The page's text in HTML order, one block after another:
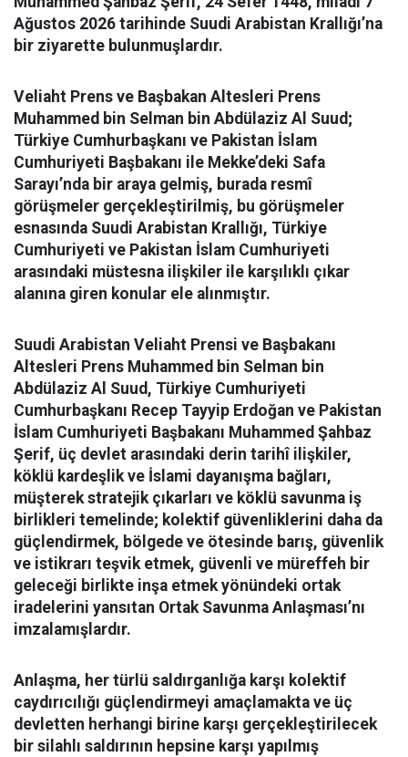
Ağustos 2026 tarihinde Suudi Arabistan Krallığı’na
bir ziyarette bulunmuşlardır.
Veliaht Prens ve Başbakan Altesleri Prens
Muhammed bin Selman bin Abdülaziz Al Suud;
Türkiye Cumhurbaşkanı ve Pakistan İslam
Cumhuriyeti Başbakanı ile Mekke’deki Safa
Sarayı’nda bir araya gelmiş, burada resmî
görüşmeler gerçekleştirilmiş, bu görüşmeler
esnasında Suudi Arabistan Krallığı, Türkiye
Cumhuriyeti ve Pakistan İslam Cumhuriyeti
arasındaki müstesna ilişkiler ile karşılıklı çıkar
alanına giren konular ele alınmıştır.
Suudi Arabistan Veliaht Prensi ve Başbakanı
Altesleri Prens Muhammed bin Selman bin
Abdülaziz Al Suud, Türkiye Cumhuriyeti
Cumhurbaşkanı Recep Tayyip Erdoğan ve Pakistan
İslam Cumhuriyeti Başbakanı Muhammed Şahbaz
Şerif, üç devlet arasındaki derin tarihî ilişkiler,
köklü kardeşlik ve İslami dayanışma bağları,
müşterek stratejik çıkarları ve köklü savunma iş
birlikleri temelinde; kolektif güvenliklerini daha da
güçlendirmek, bölgede ve ötesinde barış, güvenlik
ve istikrarı teşvik etmek, güvenli ve müreffeh bir
geleceği birlikte inşa etmek yönündeki ortak
iradelerini yansıtan Ortak Savunma Anlaşması’nı
imzalamışlardır.
Anlaşma, her türlü saldırganlığa karşı kolektif
caydırıcılığı güçlendirmeyi amaçlamakta ve üç
devletten herhangi birine karşı gerçekleştirilecek
bir silahlı saldırının hepsine karşı yapılmış